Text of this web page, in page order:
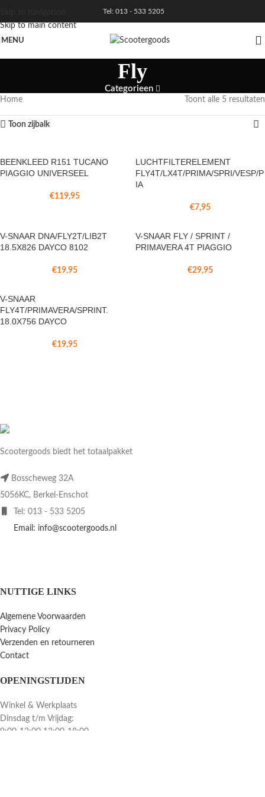
Skip to main content
Tel: 013 - 533 5205
MENU
Fly
Categorieen
Home Toont alle 5 resultaten
Toon zijbalk
BEENKLEED R151 TUCANO
PIAGGIO UNIVERSEEL
€119,95
LUCHTFILTERELEMENT
FLY4T/LX4T/PRIMA/SPRI/VESP/P
IA
€7,95
V-SNAAR DNA/FLY2T/LIB2T
18.5X826 DAYCO 8102
€19,95
V-SNAAR FLY / SPRINT /
PRIMAVERA 4T PIAGGIO
€29,95
V-SNAAR
FLY4T/PRIMAVERA/SPRINT.
18.0X756 DAYCO
€19,95
Scootergoods biedt het totaalpakket
Bosscheweg 32A
5056KC, Berkel-Enschot
Tel: 013 - 533 5205
Email: info@scootergoods.nl
NUTTIGE LINKS
Algemene Voorwaarden
Privacy Policy
Verzenden en retourneren
Contact
OPENINGSTIJDEN
Winkel & Werkplaats
Dinsdag t/m Vrijdag:
9:00-12:00 13:00-18:00